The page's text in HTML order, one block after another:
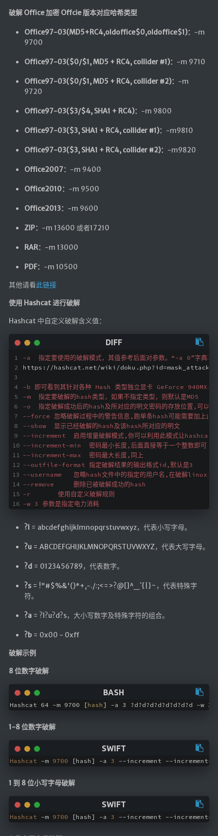
破解 Office 加密 Offcie 版本对应哈希类型
Office97-03(MD5+RC4,oldoffice$0,oldoffice$1)： -m
9700
Office97-03($0/$1, MD5 + RC4, collider #1)： -m 9710
Office97-03($0/$1, MD5 + RC4, collider #2)： -m
9720
Office97-03($3/$4, SHA1 + RC4)： -m 9800
Office97-03($3, SHA1 + RC4, collider #1)： -m9810
Office97-03($3, SHA1 + RC4, collider #2)： -m9820
Office2007： -m 9400
Office2010： -m 9500
Office2013： -m 9600
ZIP： -m 13600 或者17210
RAR： -m 13000
PDF： -m 10500
其他请看此链接
使用 Hashcat 进行破解
Hashcat 中自定义破解含义值：
-a  指定要使用的破解模式，其值参考后面对参数。“-a 0”字典
https://hashcat.net/wiki/doku.php?id=mask_attack
-b 即可看到其针对各种 Hash 类型独立显卡 GeForce
-m  指定要破解的hash类型，如果不指定类型，则默认是MD5
-o  指定破解成功后的hash及所对应的明文密码的存放位置,可以用
--force 忽略破解过程中的警告信息,跑单条hash可能需要加上此
--show  显示已经破解的hash及该hash所对应的明文
--increment  启用增量破解模式,你可以利用此模式让hashcat在
--increment-min  密码最小长度,后面直接等于一个整数即可,
--increment-max  密码最大长度,同上
--outfile-format 指定破解结果的输出格式id,默认是3
--username   忽略hash文件中的指定的用户名,在破解linux系统
--remove     删除已被破解成功的hash
-r       使用自定义破解规则
-w 3 参数是指定电力消耗
?l = abcdefghijklmnopqrstuvwxyz，代表小写字母。
?u= ABCDEFGHIJKLMNOPQRSTUVWXYZ，代表大写字母。
?d= 0123456789，代表数字。
?s= !"#$%&'()*+,-./:;<=>?@[]^_`{|}~，代表特殊字
符。
?a= ?l?u?d?s，大小写数字及特殊字符的组合。
?b= 0x00 - 0xff
破解示例
8 位数字破解
Hashcat 64 -m 9700 [hash] -a 3 ?d?d?d?d?d?d?d?d -w 3
1-8 位数字破解
Hashcat -m 9700 [hash] -a 3 --increment --increment-
1 到 8 位小写字母破解
Hashcat -m 9700 [hash] -a 3 --increment --increment-